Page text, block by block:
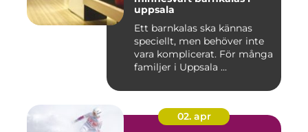
uppsala
Ett barnkalas ska kännas
speciellt, men behöver inte
vara komplicerat. För många
familjer i Uppsala ...
02. apr